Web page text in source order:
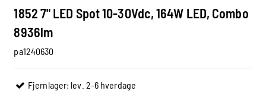
1852 7" LED Spot 10-30Vdc, 164W LED, Combo
8936lm
pa1240630
Fjernlager: lev. 2-6 hverdage